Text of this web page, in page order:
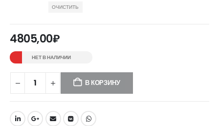
ОЧИСТИТЬ
4805,00₽
НЕТ В НАЛИЧИИ
В КОРЗИНУ